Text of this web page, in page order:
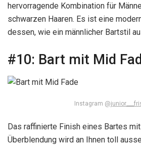
hervorragende Kombination für
schwarzen Haaren. Es ist eine
dessen, wie ein männlicher Bartstil
#10: Bart mit Mid
Instagram
Das raffinierte Finish eines Bartes
Überblendung wird an Ihnen toll